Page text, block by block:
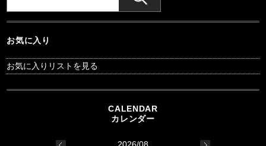
お気に入り
お気に入りリストを見る